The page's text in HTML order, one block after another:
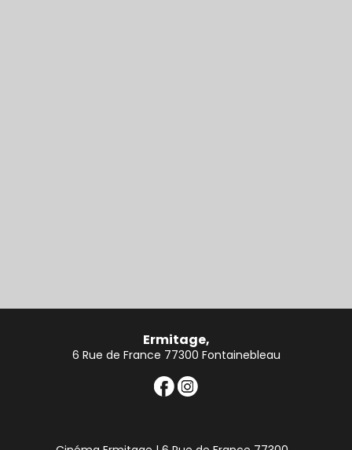
Ermitage,
6 Rue de France 77300 Fontainebleau